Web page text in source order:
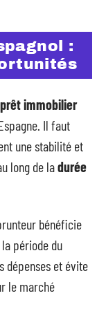
:
prêt immobilier
Il faut
une stabilité et
long de ladurée
bénéficie
la période du
dépenses et évite
le marché